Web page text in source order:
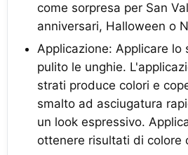
come sorpresa per San
anniversari, Halloween o
Applicazione: Applicare lo
pulito le unghie.
strati produce colori e
smalto ad asciugatura
un look espressivo.
ottenere risultati di colore